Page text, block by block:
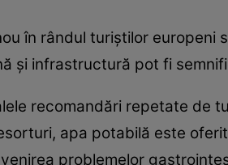
în rândul turiștilor europeni
și infrastructură pot fi
recomandări repetate de
apa potabilă este
problemelor